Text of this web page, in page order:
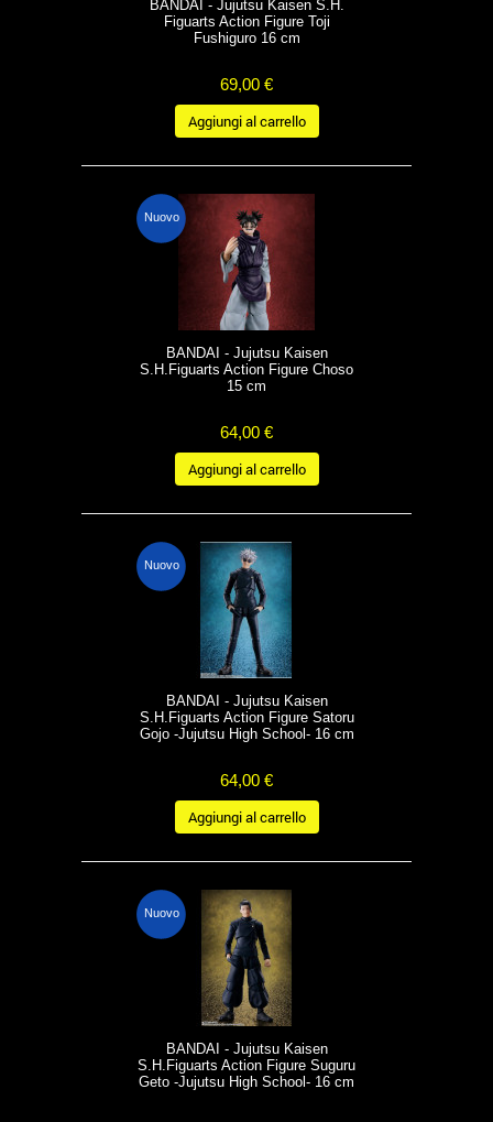
BANDAI - Jujutsu Kaisen S.H.
Figuarts Action Figure Toji
Fushiguro 16 cm
69,00 €
Aggiungi al carrello
Nuovo
BANDAI - Jujutsu Kaisen
S.H.Figuarts Action Figure Choso
15 cm
64,00 €
Aggiungi al carrello
Nuovo
BANDAI - Jujutsu Kaisen
S.H.Figuarts Action Figure Satoru
Gojo -Jujutsu High School- 16 cm
64,00 €
Aggiungi al carrello
Nuovo
BANDAI - Jujutsu Kaisen
S.H.Figuarts Action Figure Suguru
Geto -Jujutsu High School- 16 cm